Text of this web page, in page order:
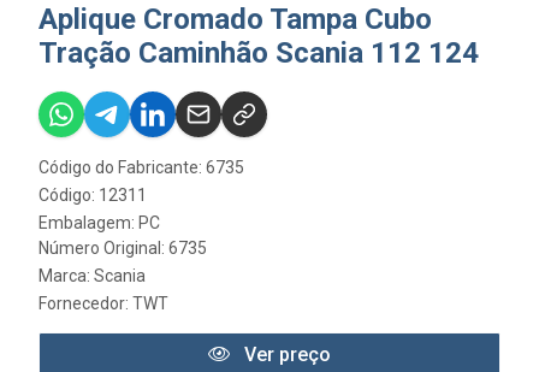
Aplique Cromado Tampa Cubo
Tração Caminhão Scania 112 124
Código do Fabricante: 6735
Código: 12311
Embalagem: PC
Número Original: 6735
Marca: Scania
Fornecedor: TWT
Ver preço